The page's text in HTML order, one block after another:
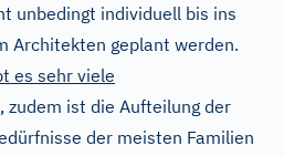
unbedingt individuell bis ins
Architekten geplant werden.
es sehr viele
, zudem ist die Aufteilung der
der meisten Familien